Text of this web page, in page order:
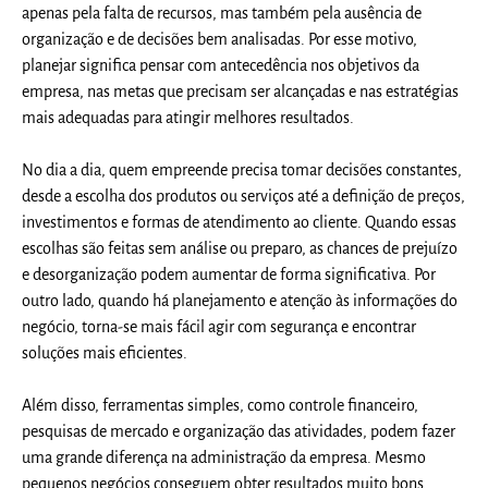
apenas pela falta de recursos, mas também pela ausência de
organização e de decisões bem analisadas. Por esse motivo,
planejar significa pensar com antecedência nos objetivos da
empresa, nas metas que precisam ser alcançadas e nas estratégias
mais adequadas para atingir melhores resultados.
No dia a dia, quem empreende precisa tomar decisões constantes,
desde a escolha dos produtos ou serviços até a definição de preços,
investimentos e formas de atendimento ao cliente. Quando essas
escolhas são feitas sem análise ou preparo, as chances de prejuízo
e desorganização podem aumentar de forma significativa. Por
outro lado, quando há planejamento e atenção às informações do
negócio, torna-se mais fácil agir com segurança e encontrar
soluções mais eficientes.
Além disso, ferramentas simples, como controle financeiro,
pesquisas de mercado e organização das atividades, podem fazer
uma grande diferença na administração da empresa. Mesmo
pequenos negócios conseguem obter resultados muito bons